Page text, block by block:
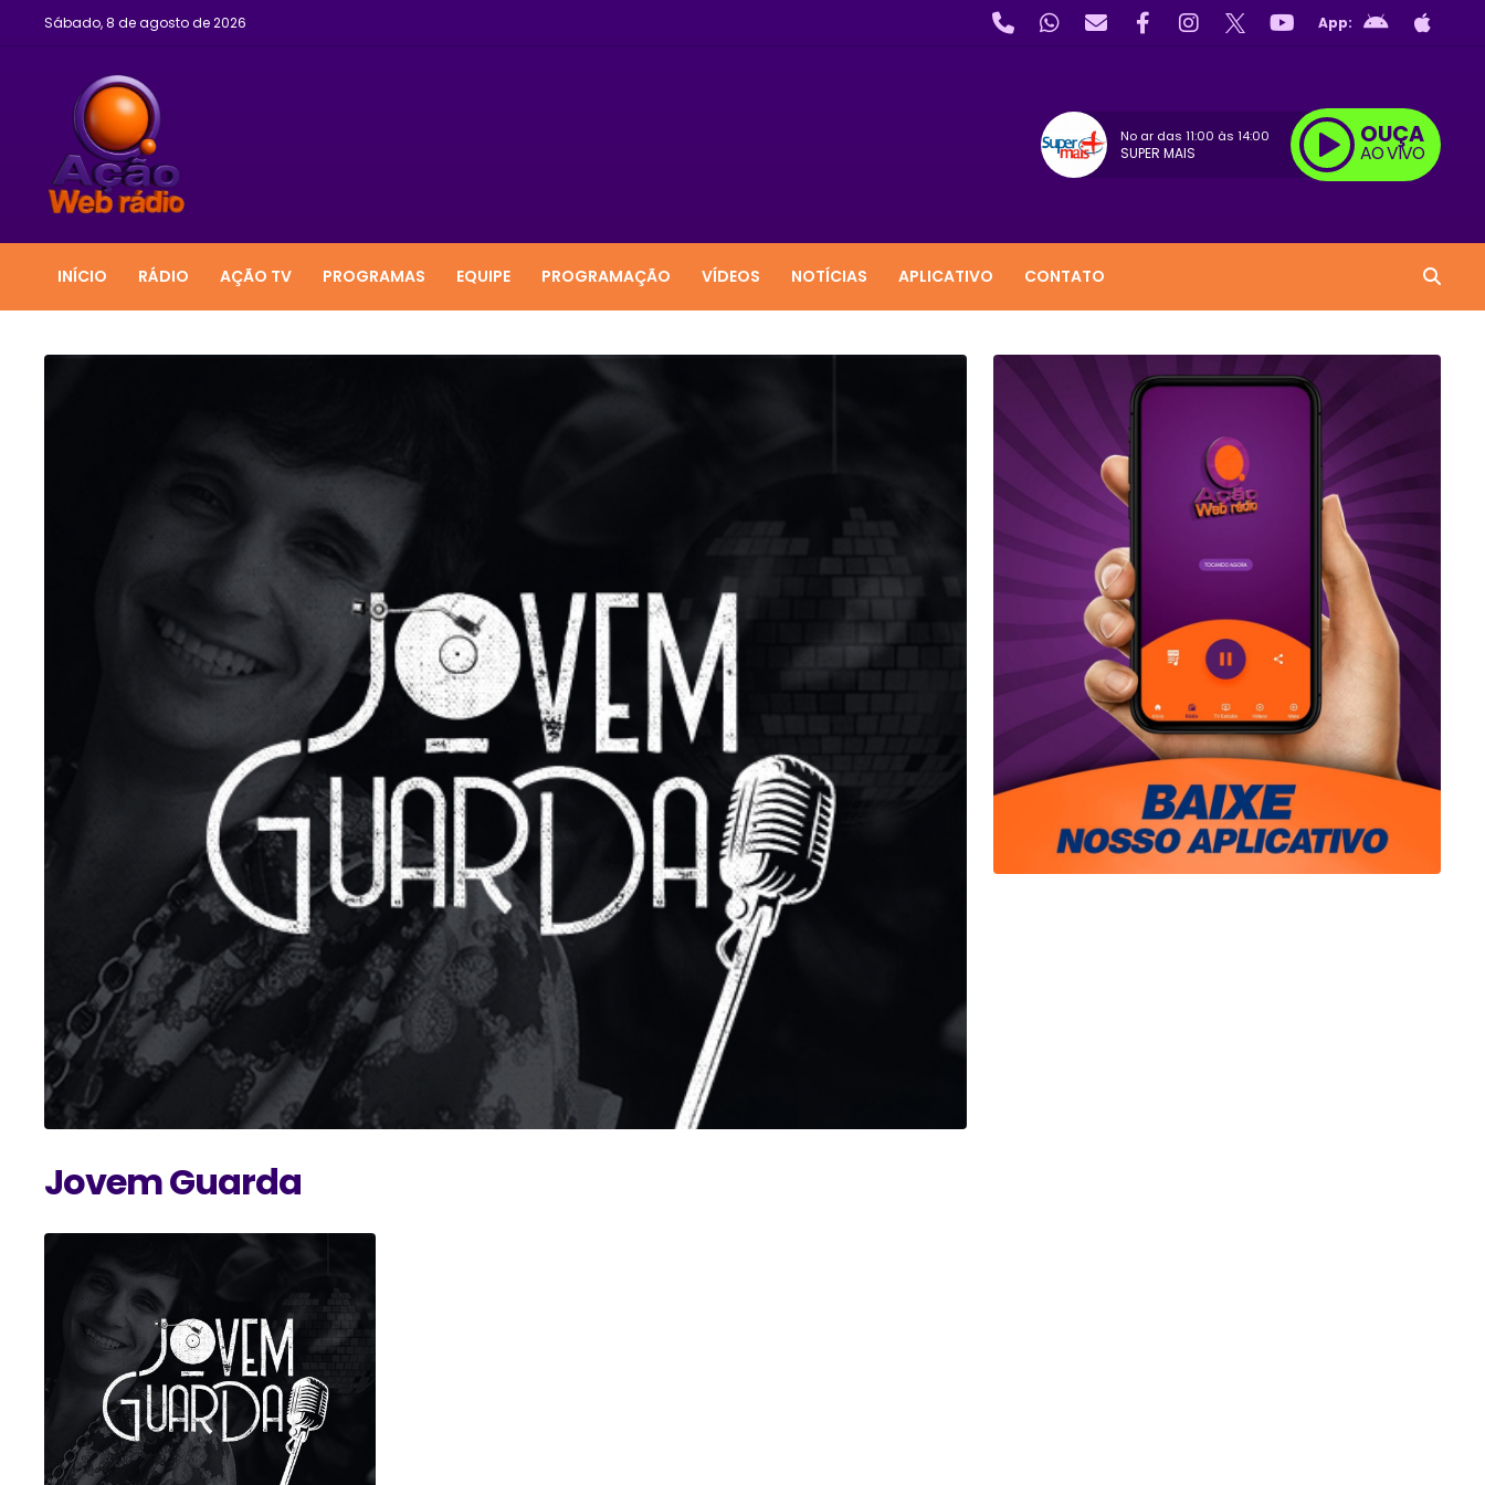
Sábado, 8 de agosto de 2026 App:
No ar das 11:00 às 14:00
SUPER MAIS
OUÇA
AO VIVO
INÍCIO RÁDIO AÇÃO TV PROGRAMAS EQUIPE PROGRAMAÇÃO VÍDEOS NOTÍCIAS APLICATIVO CONTATO
Jovem Guarda